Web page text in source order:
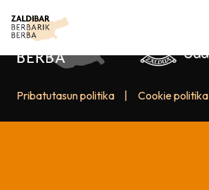
Pribatutasun politika Cookie politika